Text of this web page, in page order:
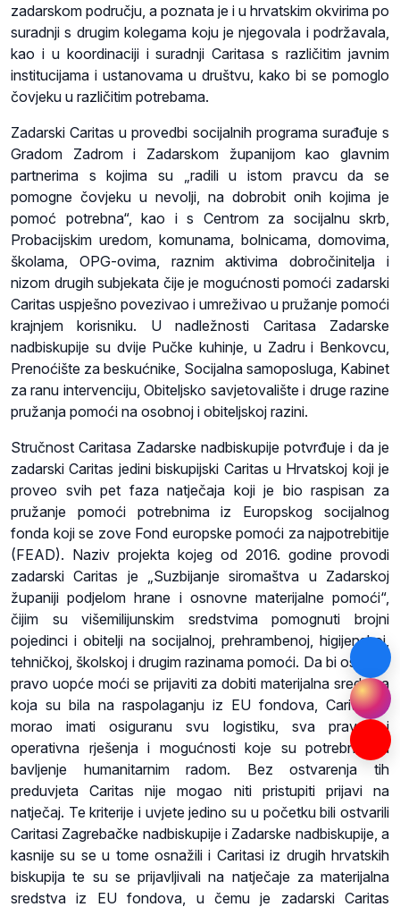
zadarskom području, a poznata je i u hrvatskim okvirima po
suradnji s drugim kolegama koju je njegovala i podržavala,
kao i u koordinaciji i suradnji Caritasa s različitim javnim
institucijama i ustanovama u društvu, kako bi se pomoglo
čovjeku u različitim potrebama.
Zadarski Caritas u provedbi socijalnih programa surađuje s
Gradom Zadrom i Zadarskom županijom kao glavnim
partnerima s kojima su „radili u istom pravcu da se
pomogne čovjeku u nevolji, na dobrobit onih kojima je
pomoć potrebna“, kao i s Centrom za socijalnu skrb,
Probacijskim uredom, komunama, bolnicama, domovima,
školama, OPG-ovima, raznim aktivima dobročinitelja i
nizom drugih subjekata čije je mogućnosti pomoći zadarski
Caritas uspješno povezivao i umreživao u pružanje pomoći
krajnjem korisniku. U nadležnosti Caritasa Zadarske
nadbiskupije su dvije Pučke kuhinje, u Zadru i Benkovcu,
Prenoćište za beskućnike, Socijalna samoposluga, Kabinet
za ranu intervenciju, Obiteljsko savjetovalište i druge razine
pružanja pomoći na osobnoj i obiteljskoj razini.
Stručnost Caritasa Zadarske nadbiskupije potvrđuje i da je
zadarski Caritas jedini biskupijski Caritas u Hrvatskoj koji je
proveo svih pet faza natječaja koji je bio raspisan za
pružanje pomoći potrebnima iz Europskog socijalnog
fonda koji se zove Fond europske pomoći za najpotrebitije
(FEAD). Naziv projekta kojeg od 2016. godine provodi
zadarski Caritas je „Suzbijanje siromaštva u Zadarskoj
županiji podjelom hrane i osnovne materijalne pomoći“,
čijim su višemilijunskim sredstvima pomognuti brojni
pojedinci i obitelji na socijalnoj, prehrambenoj, higijenskoj,
tehničkoj, školskoj i drugim razinama pomoći. Da bi ostvarili
pravo uopće moći se prijaviti za dobiti materijalna sredstva
koja su bila na raspolaganju iz EU fondova, Caritas je
morao imati osiguranu svu logistiku, sva pravna i
operativna rješenja i mogućnosti koje su potrebne za
bavljenje humanitarnim radom. Bez ostvarenja tih
preduvjeta Caritas nije mogao niti pristupiti prijavi na
natječaj. Te kriterije i uvjete jedino su u početku bili ostvarili
Caritasi Zagrebačke nadbiskupije i Zadarske nadbiskupije, a
kasnije su se u tome osnažili i Caritasi iz drugih hrvatskih
biskupija te su se prijavljivali na natječaje za materijalna
sredstva iz EU fondova, u čemu je zadarski Caritas